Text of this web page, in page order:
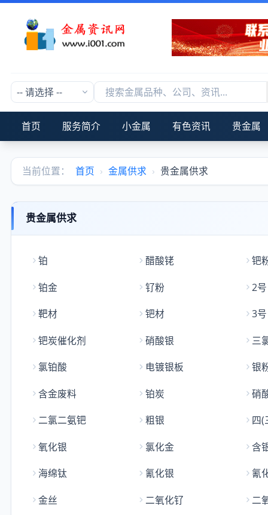
首页 服务简介 小金属 有色资讯 贵金属
当前位置： 首页 › 金属供求 › 贵金属供求
贵金属供求
铂 醋酸铑 钯
铂金 钌粉 2
靶材 钯材 3
钯炭催化剂 硝酸银 三
氯铂酸 电镀银板 银
含金废料 铂炭 硝
二氯二氨钯 粗银 四(
氧化银 氯化金 含
海绵钛 氰化银 氰
金丝 二氧化钌 二